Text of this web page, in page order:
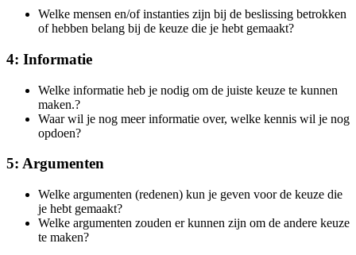
Welke mensen en/of instanties zijn bij de beslissing betrokken
of hebben belang bij de keuze die je hebt gemaakt?
4: Informatie
Welke informatie heb je nodig om de juiste keuze te kunnen
maken.?
Waar wil je nog meer informatie over, welke kennis wil je nog
opdoen?
5: Argumenten
Welke argumenten (redenen) kun je geven voor de keuze die
je hebt gemaakt?
Welke argumenten zouden er kunnen zijn om de andere keuze
te maken?